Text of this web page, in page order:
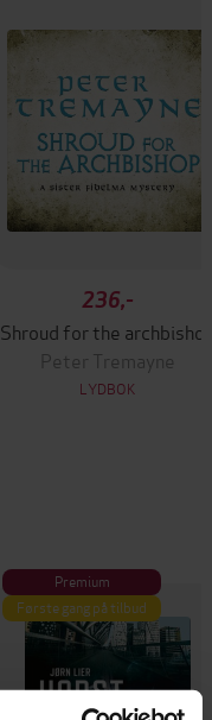
236,-
Shroud for the
Peter Tremayne
LYDBOK
Premium
Første gang på tilbud